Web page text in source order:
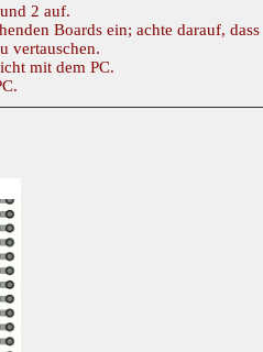
2 auf.
Boards ein; achte darauf, dass
vertauschen.
mit dem PC.